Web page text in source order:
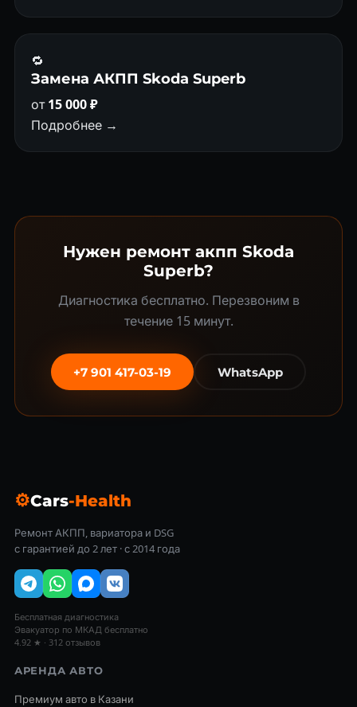
🔁
Замена АКПП Skoda Superb
от15 000 ₽
Подробнее →
Нужен ремонт акпп Skoda
Superb?
Диагностика бесплатно. Перезвоним в
течение 15 минут.
+7 901 417-03-19 WhatsApp
⚙Cars-Health
Ремонт АКПП, вариатора и DSG
с гарантией до 2 лет · с 2014 года
Бесплатная диагностика
Эвакуатор по МКАД бесплатно
4.92 ★ · 312 отзывов
АРЕНДА АВТО
Премиум авто в Казани